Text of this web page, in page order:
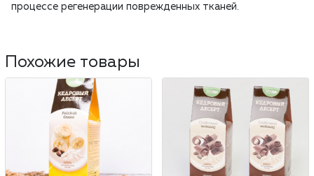
процессе регенерации поврежденных тканей.
Похожие товары